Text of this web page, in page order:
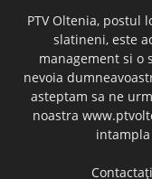
PTV Oltenia, postul
slatineni, este
management si o
nevoia
asteptam sa ne
noastra